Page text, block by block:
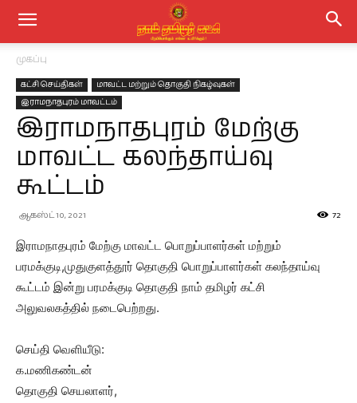
முகப்பு
கட்சி செய்திகள்
மாவட்ட மற்றும் தொகுதி நிகழ்வுகள்
இராமநாதபுரம் மாவட்டம்
இராமநாதபுரம் மேற்கு
மாவட்ட கலந்தாய்வு
கூட்டம்
ஆகஸ்ட் 10, 2021 72
இராமநாதபுரம் மேற்கு மாவட்ட பொறுப்பாளர்கள் மற்றும்
பரமக்குடி,முதுகுளத்தூர் தொகுதி பொறுப்பாளர்கள் கலந்தாய்வு
கூட்டம் இன்று பரமக்குடி தொகுதி நாம் தமிழர் கட்சி
அலுவலகத்தில் நடைபெற்றது.
செய்தி வெளியீடு:
க.மணிகண்டன்
தொகுதி செயலாளர்,